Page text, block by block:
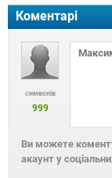
Коментарі
символів
999
Ви можете
акаунт у